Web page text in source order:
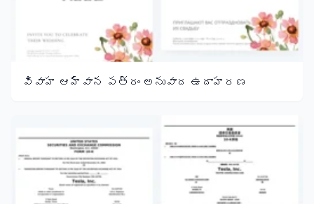
వివాహ ఆహ్వాన పత్రం అనువాద ఉదాహరణ